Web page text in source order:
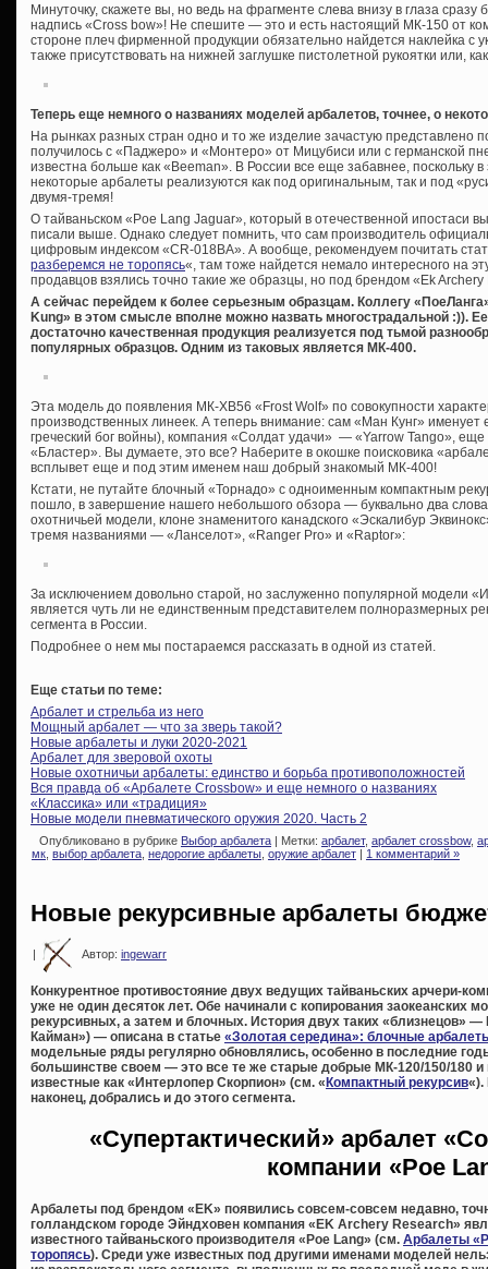
Минуточку, скажете вы, но ведь на фрагменте слева внизу в глаза сразу
надпись «Cross bow»! Не спешите — это и есть настоящий МК-150 от
стороне плеч фирменной продукции обязательно найдется наклейка с
также присутствовать на нижней заглушке пистолетной рукоятки или,
Теперь еще немного о названиях моделей арбалетов, точнее, о
На рынках разных стран одно и то же изделие зачастую представлено
получилось с «Паджеро» и «Монтеро» от Мицубиси или с германской
известна больше как «Beeman». В России все еще забавнее, поскольку
некоторые арбалеты реализуются как под оригинальным, так и под
двумя-тремя!
О тайваньском «Poe Lang Jaguar», который в отечественной ипостаси
писали выше. Однако следует помнить, что сам производитель
цифровым индексом «CR-018BA». А вообще, рекомендуем почитать
разберемся не торопясь«, там тоже найдется немало интересного на
продавцов взялись точно такие же образцы, но под брендом «Ek
А сейчас перейдем к более серьезным образцам. Коллегу
Kung» в этом смысле вполне можно назвать многострадальной :)).
достаточно качественная продукция реализуется под тьмой
популярных образцов. Одним из таковых является МК-400.
Эта модель до появления МК-XB56 «Frost Wolf» по совокупности
производственных линеек. А теперь внимание: сам «Ман Кунг» именует
греческий бог войны), компания «Солдат удачи» — «Yarrow Tango»,
«Бластер». Вы думаете, это все? Наберите в окошке поисковика
всплывет еще и под этим именем наш добрый знакомый МК-400!
Кстати, не путайте блочный «Торнадо» с одноименным компактным
пошло, в завершение нашего небольшого обзора — буквально два
охотничьей модели, клоне знаменитого канадского «Эскалибур
тремя названиями — «Ланселот», «Ranger Pro» и «Raptor»:
За исключением довольно старой, но заслуженно популярной модели
является чуть ли не единственным представителем полноразмерных
сегмента в России.
Подробнее о нем мы постараемся рассказать в одной из статей.
Еще статьи по теме:
Арбалет и стрельба из него
Мощный арбалет — что за зверь такой?
Новые арбалеты и луки 2020-2021
Арбалет для зверовой охоты
Новые охотничьи арбалеты: единство и борьба противоположностей
Вся правда об «Арбалете Crossbow» и еще немного о названиях
«Классика» или «традиция»
Новые модели пневматического оружия 2020. Часть 2
Опубликовано в рубрике Выбор арбалета | Метки: арбалет, арбалет crossbow,
мк выбор арбалета недорогие арбалеты оружие арбалет | 1 комментарий »
Новые рекурсивные арбалеты
| Автор: ingewarr
Конкурентное противостояние двух ведущих тайваньских арчери-
уже не один десяток лет. Обе начинали с копирования заокеанских
рекурсивных, а затем и блочных. История двух таких «близнецов»
Кайман») — описана в статье «Золотая середина»: блочные
модельные ряды регулярно обновлялись, особенно в последние
большинстве своем — это все те же старые добрые МК-120/150/180 и
известные как «Интерлопер Скорпион» (см. «Компактный рекурсив«).
наконец, добрались и до этого сегмента.
«Супертактический» арбалет
компании «Poe
Арбалеты под брендом «EK» появились совсем-совсем недавно,
голландском городе Эйндховен компания «EK Archery Research»
известного тайваньского производителя «Poe Lang» (см. Арбалеты
торопясь). Среди уже известных под другими именами моделей